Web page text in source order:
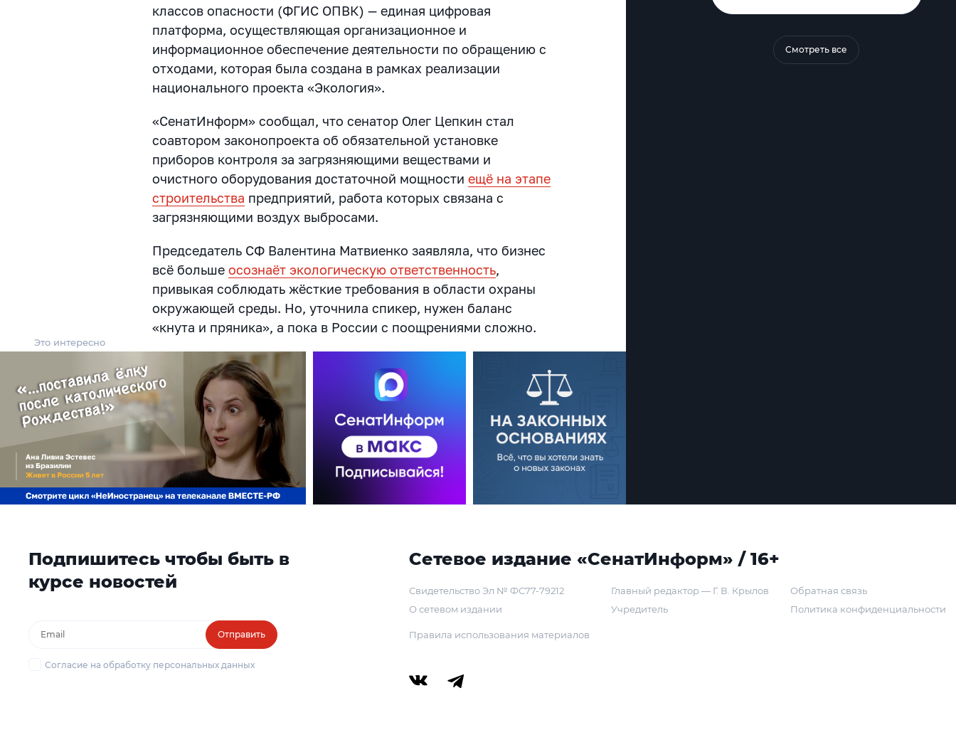
классов опасности (ФГИС ОПВК) — единая цифровая
платформа, осуществляющая организационное и
информационное обеспечение деятельности по обращению с
отходами, которая была создана в рамках реализации
национального проекта «Экология».
«СенатИнформ» сообщал, что сенатор Олег Цепкин стал
соавтором законопроекта об обязательной установке
приборов контроля за загрязняющими веществами и
очистного оборудования достаточной мощностиещё на этапе
строительства предприятий, работа которых связана с
загрязняющими воздух выбросами.
Председатель СФ Валентина Матвиенко заявляла, что бизнес
всё большеосознаёт экологическую ответственность,
привыкая соблюдать жёсткие требования в области охраны
окружающей среды. Но, уточнила спикер, нужен баланс
«кнута и пряника», а пока в России с поощрениями сложно.
Это интересно
Смотреть все
Подпишитесь чтобы быть в
курсе новостей
Отправить
Согласие на обработку персональных данных
Сетевое издание «СенатИнформ» / 16+
Свидетельство Эл № ФС77-79212
О сетевом издании
Главный редактор — Г. В. Крылов
Учредитель
Обратная связь
Политика конфиденциальности
Правила использования материалов